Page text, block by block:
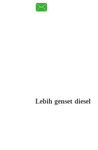
Lebih genset diesel